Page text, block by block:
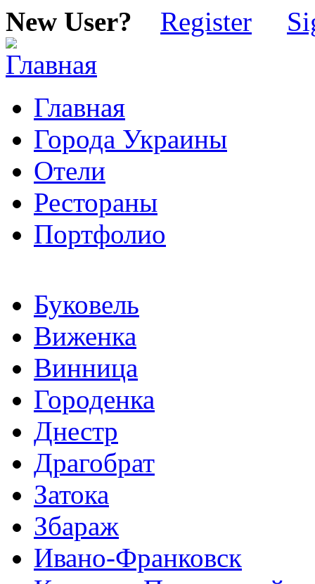
New User? Register
Главная
Города Украины
Отели
Рестораны
Портфолио
Буковель
Виженка
Винница
Городенка
Днестр
Драгобрат
Затока
Збараж
Ивано-Франковск